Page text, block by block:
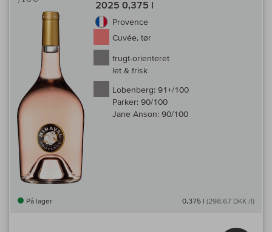
2025 0,375 l
Provence
Cuvée, tør
frugt-orienteret
let & frisk
Lobenberg: 91+/100
Parker: 90/100
Jane Anson: 90/100
På lager 0,375 l (298,67 DKK /l)